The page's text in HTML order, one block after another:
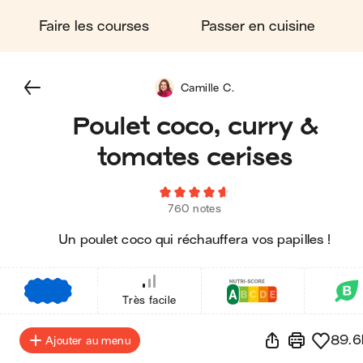
Faire les courses Passer en cuisine
Poulet coco, curry &
tomates cerises
760 notes
Un poulet coco qui réchauffera vos papilles !
Camille C.
Très facile
Ajouter au menu